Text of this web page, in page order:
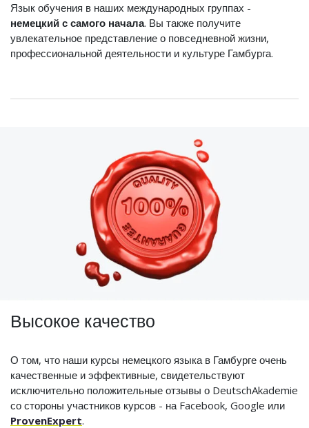
Язык обучения в наших международных группах -
немецкий с самого начала. Вы также получите
увлекательное представление о повседневной жизни,
профессиональной деятельности и культуре Гамбурга.
Высокое качество
О том, что наши курсы немецкого языка в Гамбурге очень
качественные и эффективные, свидетельствуют
исключительно положительные отзывы о DeutschAkademie
со стороны участников курсов - на Facebook, Google или
ProvenExpert.